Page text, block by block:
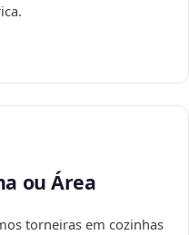
ou Área
torneiras em cozinhas